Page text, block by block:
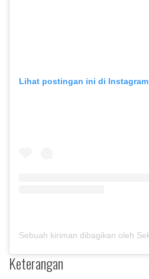
Lihat postingan ini di Instagram
Keterangan